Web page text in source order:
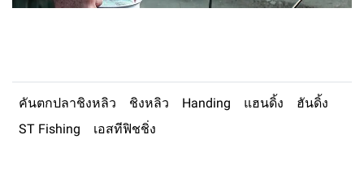
คันตกปลาชิงหลิว ชิงหลิว Handing แฮนดิ้ง
ฮันดิ้ง
ST Fishing
เอสทีฟิชชิ่ง